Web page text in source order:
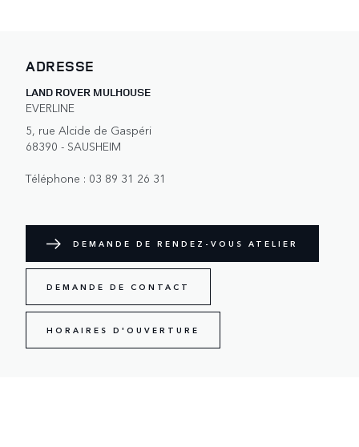
ADRESSE
LAND ROVER MULHOUSE
EVERLINE
5, rue Alcide de Gaspéri
68390 - SAUSHEIM
Téléphone : 03 89 31 26 31
DEMANDE DE RENDEZ-VOUS ATELIER
DEMANDE DE CONTACT
HORAIRES D'OUVERTURE